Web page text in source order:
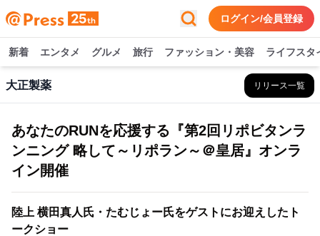
ログイン/会員登録
新着 エンタメ グルメ 旅行 ファッション・美容 ライフスタ
大正製薬 リリース一覧
あなたのRUNを応援する『第2回リポビタンラ
ンニング 略して～リポラン～＠皇居』オンラ
イン開催
陸上 横田真人氏・たむじょー氏をゲストにお迎えしたト
ークショー